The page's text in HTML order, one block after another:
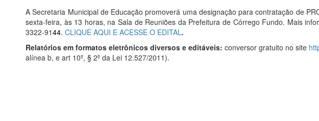
A Secretaria Municipal de Educação promoverá uma designação para contratação de
sexta-feira, às 13 horas, na Sala de Reuniões da Prefeitura de Córrego Fundo. Mais
3322-9144. CLIQUE AQUI E ACESSE O EDITAL.
Relatórios em formatos eletrônicos diversos e editáveis: conversor gratuito no site
alínea b, e art 10º, § 2º da Lei 12.527/2011).